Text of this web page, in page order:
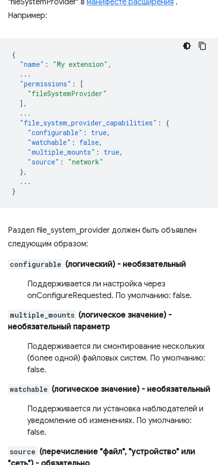
"fileSystemProvider" в манифесте расширения .
Например:
{
"name" : "My extension" ,
...
"permissions" :
[
"fileSystemProvider"
],
...
"file_system_provider_capabilities" :
{
"configurable" : true,
"watchable" : false,
"multiple_mounts" : true,
"source" :
"network"
},
...
}
Раздел file_system_provider должен быть объявлен
следующим образом:
configurable (логический) - необязательный
Поддерживается ли настройка через
onConfigureRequested. По умолчанию: false.
multiple_mounts (логическое значение) -
необязательный параметр
Поддерживается ли смонтирование нескольких
(более одной) файловых систем. По умолчанию:
false.
watchable (логическое значение) - необязательный
Поддерживается ли установка наблюдателей и
уведомление об изменениях. По умолчанию:
false.
source (перечисление "файл", "устройство" или